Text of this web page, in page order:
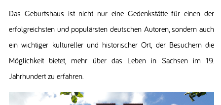
Das Geburtshaus ist nicht nur eine Gedenkstätte für einen der
erfolgreichsten und populärsten deutschen Autoren, sondern auch
ein wichtiger kultureller und historischer Ort, der Besuchern die
Möglichkeit bietet, mehr über das Leben in Sachsen im 19.
Jahrhundert zu erfahren.